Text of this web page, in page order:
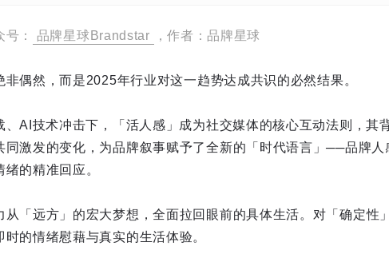
： 品牌星球Brandstar ，作者：品牌星球
非偶然，而是2025年行业对这一趋势达成共识的必然结果。
、AI技术冲击下，「活人感」成为社交媒体的核心互动法则，其
同激发的变化，为品牌叙事赋予了全新的「时代语言」──品牌人
的精准回应。
从「远方」的宏大梦想，全面拉回眼前的具体生活。对「确定性
的情绪慰藉与真实的生活体验。